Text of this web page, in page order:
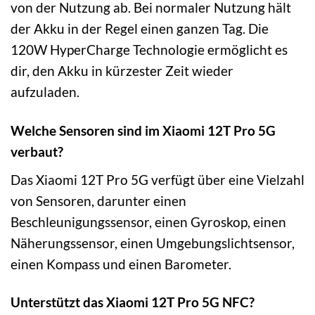
von der Nutzung ab. Bei normaler Nutzung hält
der Akku in der Regel einen ganzen Tag. Die
120W HyperCharge Technologie ermöglicht es
dir, den Akku in kürzester Zeit wieder
aufzuladen.
Welche Sensoren sind im Xiaomi 12T Pro 5G
verbaut?
Das Xiaomi 12T Pro 5G verfügt über eine Vielzahl
von Sensoren, darunter einen
Beschleunigungssensor, einen Gyroskop, einen
Näherungssensor, einen Umgebungslichtsensor,
einen Kompass und einen Barometer.
Unterstützt das Xiaomi 12T Pro 5G NFC?